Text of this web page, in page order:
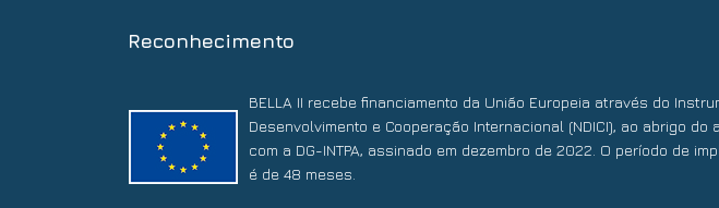
Reconhecimento
BELLA II recebe financiamento da União Europeia através do
Desenvolvimento e Cooperação Internacional (NDICI), ao abrigo
com a DG-INTPA, assinado em dezembro de 2022. O período de
é de 48 meses.